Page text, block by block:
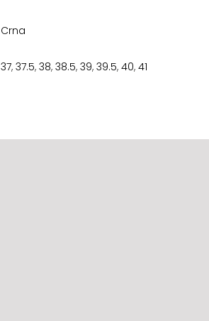
Crna
37, 37.5, 38, 38.5, 39, 39.5, 40, 41